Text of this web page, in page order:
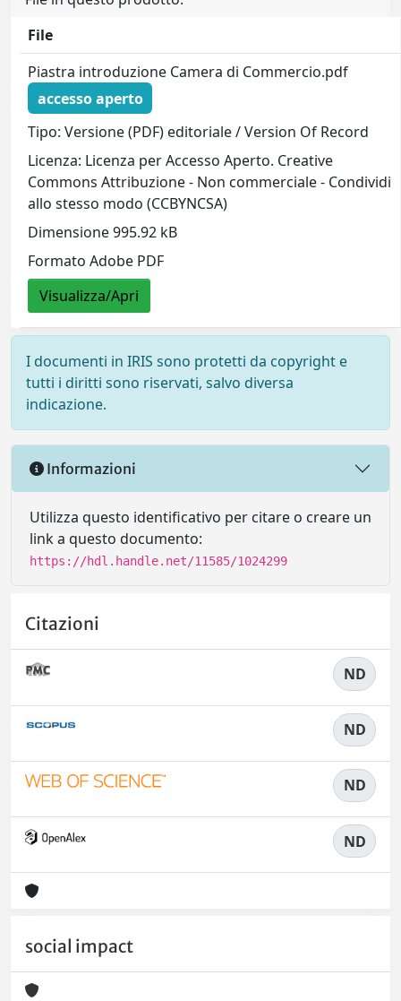
File
Piastra introduzione Camera di Commercio.pdf
accesso aperto
Tipo: Versione (PDF) editoriale / Version Of Record
Licenza: Licenza per Accesso Aperto. Creative
Commons Attribuzione - Non commerciale - Condividi
allo stesso modo (CCBYNCSA)
Dimensione 995.92 kB
Formato Adobe PDF
Visualizza/Apri
I documenti in IRIS sono protetti da copyright e
tutti i diritti sono riservati, salvo diversa
indicazione.
Informazioni
Utilizza questo identificativo per citare o creare un
link a questo documento:
https://hdl.handle.net/11585/1024299
Citazioni
ND
ND
ND
ND
social impact